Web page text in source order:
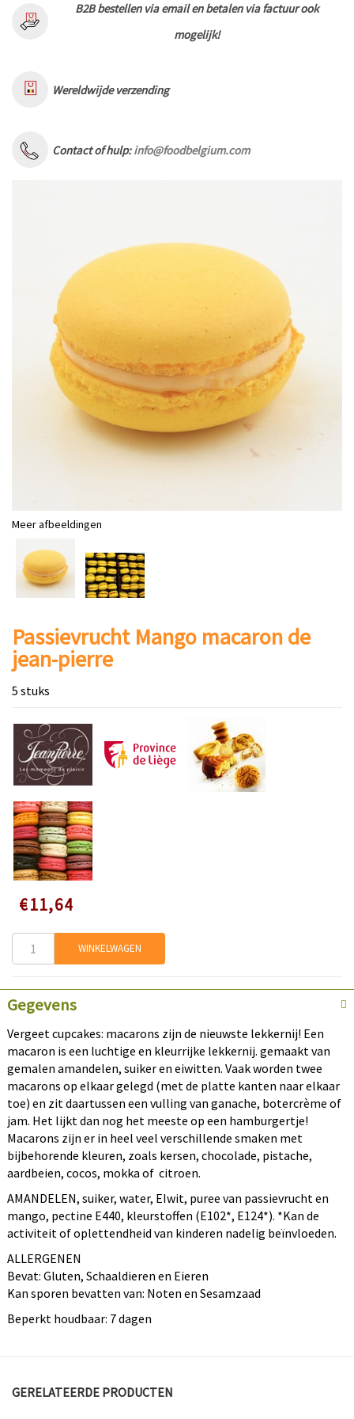
B2B bestellen via email en betalen via factuur ook
mogelijk!
Wereldwijde verzending
Contact of hulp:info@foodbelgium.com
Meer afbeeldingen
Passievrucht Mango macaron de
jean-pierre
5 stuks
Speciale
prijs
€11,64
WINKELWAGEN
Gegevens
Vergeet cupcakes: macarons zijn de nieuwste lekkernij! Een
macaron is een luchtige en kleurrijke lekkernij. gemaakt van
gemalen amandelen, suiker en eiwitten. Vaak worden twee
macarons op elkaar gelegd (met de platte kanten naar elkaar
toe) en zit daartussen een vulling van ganache, botercrème of
jam. Het lijkt dan nog het meeste op een hamburgertje!
Macarons zijn er in heel veel verschillende smaken met
bijbehorende kleuren, zoals kersen, chocolade, pistache,
aardbeien, cocos, mokka of citroen.
AMANDELEN, suiker, water, EIwit, puree van passievrucht en
mango, pectine E440, kleurstoffen (E102*, E124*). *Kan de
activiteit of oplettendheid van kinderen nadelig beïnvloeden.
ALLERGENEN
Bevat: Gluten, Schaaldieren en Eieren
Kan sporen bevatten van: Noten en Sesamzaad
Beperkt houdbaar: 7 dagen
GERELATEERDE PRODUCTEN